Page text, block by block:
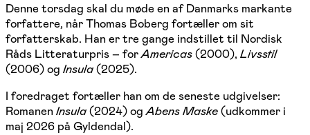
Denne torsdag skal du møde en af Danmarks markante
forfattere, når Thomas Boberg fortæller om sit
forfatterskab. Han er tre gange indstillet til Nordisk
Råds Litteraturpris – forAmericas(2000), Livsstil
(2006) og Insula(2025).
I foredraget fortæller han om de seneste udgivelser:
Romanen Insula(2024) ogAbens Maske(udkommer i
maj 2026 på Gyldendal).